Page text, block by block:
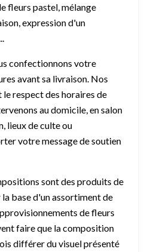
fleurs pastel, mélange
expression d'un
confectionnons votre
avant sa livraison. Nos
le respect des horaires de
au domicile, en salon
lieux de culte ou
votre message de soutien
sont des produits de
base d'un assortiment de
de fleurs
faire que la composition
différer du visuel présenté